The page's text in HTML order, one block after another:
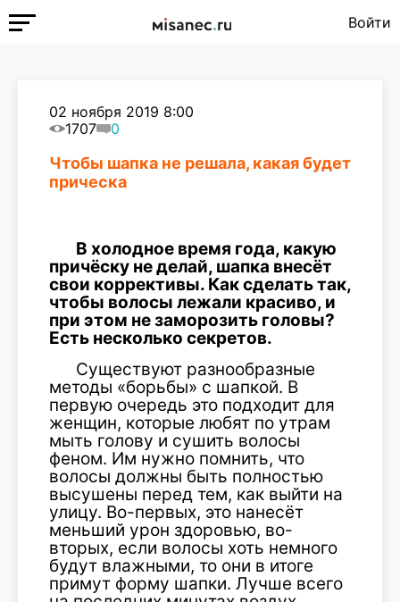
Войти
02 ноября 2019 8:00
1707
0
Чтобы шапка не решала, какая будет
прическа
В холодное время года, какую
причёску не делай, шапка внесёт
свои коррективы. Как сделать так,
чтобы волосы лежали красиво, и
при этом не заморозить головы?
Есть несколько секретов.
Существуют разнообразные
методы «борьбы» с шапкой. В
первую очередь это подходит для
женщин, которые любят по утрам
мыть голову и сушить волосы
феном. Им нужно помнить, что
волосы должны быть полностью
высушены перед тем, как выйти на
улицу. Во-первых, это нанесёт
меньший урон здоровью, во-
вторых, если волосы хоть немного
будут влажными, то они в итоге
примут форму шапки. Лучше всего